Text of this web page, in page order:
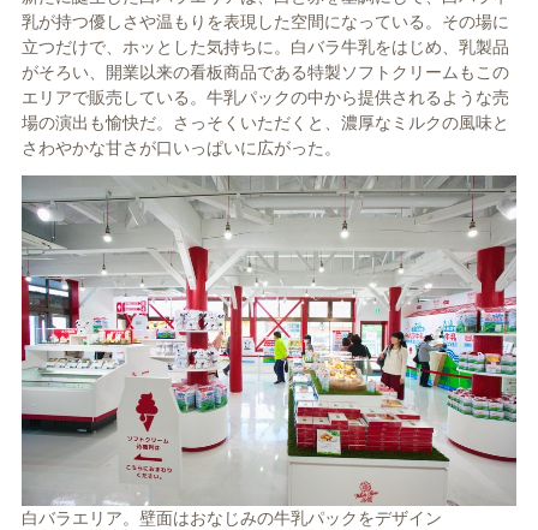
乳が持つ優しさや温もりを表現した空間になっている。その場に
立つだけで、ホッとした気持ちに。白バラ牛乳をはじめ、乳製品
がそろい、開業以来の看板商品である特製ソフトクリームもこの
エリアで販売している。牛乳パックの中から提供されるような売
場の演出も愉快だ。さっそくいただくと、濃厚なミルクの風味と
さわやかな甘さが口いっぱいに広がった。
白バラエリア。壁面はおなじみの牛乳パックをデザイン